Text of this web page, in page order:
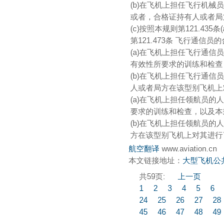
(b)在飞机上担任飞行机械
或者，合格证持有人或者
(c)按照本规则第121.435条
第121.473条 飞行通信员的
(a)在飞机上担任飞行通信
有效性所要求的训练和检
(b)在飞机上担任飞行通信
人或者局方在该型别飞机
(a)在飞机上担任领航员的
要求的训练和检查，以及本
(b)在飞机上担任领航员的
方在该型别飞机上对其进
航空翻译 www.aviation.cn
本文链接地址： 大型飞机公
共59页:
上一页
1
2 3 4 5 6
24
25 26 27 28
45
46 47 48 49